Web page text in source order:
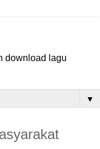
download lagu
▼